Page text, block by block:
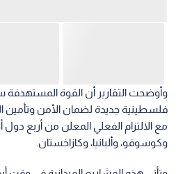
وأوضحت التقارير أن القوة
فلسطينية جديدة لضمان الأمن وتأمين
مع الالتزام الفعلي المعلن من أربع
وكوسوفو، وألبانيا، وكازاخستان.